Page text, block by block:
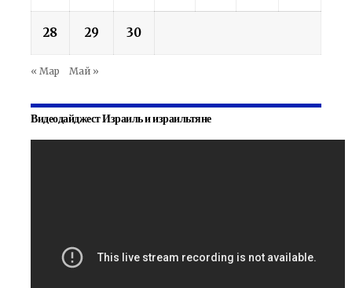
28 29 30
« Мар Май »
Видеодайджест Израиль и израильтяне